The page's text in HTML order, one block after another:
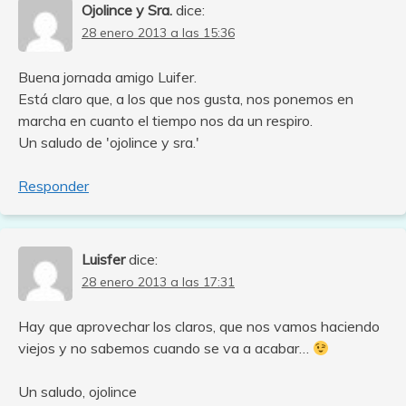
Ojolince y Sra. dice:
28 enero 2013 a las 15:36
Buena jornada amigo Luifer.
Está claro que, a los que nos gusta, nos ponemos en
marcha en cuanto el tiempo nos da un respiro.
Un saludo de 'ojolince y sra.'
Responder
Luisfer dice:
28 enero 2013 a las 17:31
Hay que aprovechar los claros, que nos vamos haciendo
viejos y no sabemos cuando se va a acabar…
Un saludo, ojolince